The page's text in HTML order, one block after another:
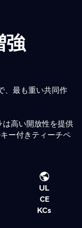
強
、最も重い共同作
高い開放性を提供
ー付きティーチペ
UL
CE
KCs